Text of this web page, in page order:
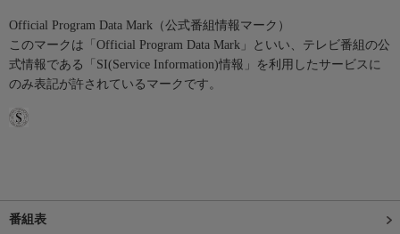
Official Program Data Mark（公式番組情報マーク）
このマークは「Official Program Data Mark」といい、テレビ番組の公
式情報である「SI(Service Information)情報」を利用したサービスに
のみ表記が許されているマークです。
番組表